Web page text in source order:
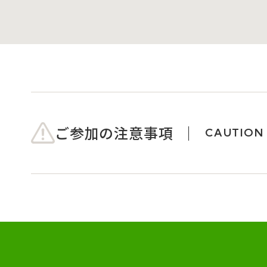
ご参加の注意事項 CAUTION